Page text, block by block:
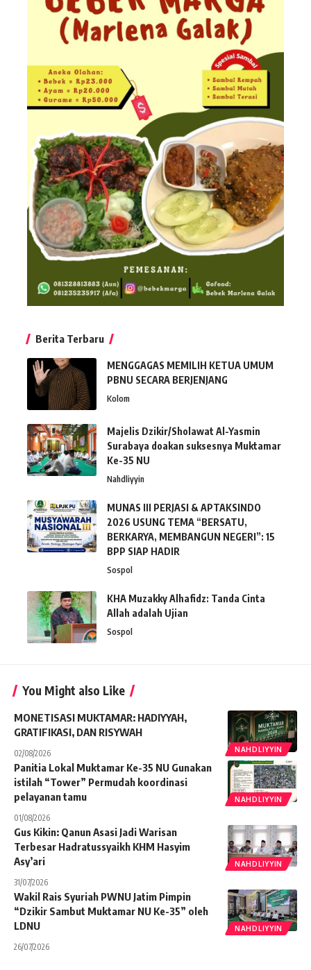
Berita Terbaru
MENGGAGAS MEMILIH KETUA UMUM
PBNU SECARA BERJENJANG
Kolom
Majelis Dzikir/Sholawat Al-Yasmin
Surabaya doakan suksesnya Muktamar
Ke-35 NU
Nahdliyyin
MUNAS III PERJASI & APTAKSINDO
2026 USUNG TEMA “BERSATU,
BERKARYA, MEMBANGUN NEGERI”: 15
BPP SIAP HADIR
Sospol
KHA Muzakky Alhafidz: Tanda Cinta
Allah adalah Ujian
Sospol
You Might also Like
NAHDLIYYIN
MONETISASI MUKTAMAR: HADIYYAH,
GRATIFIKASI, DAN RISYWAH
02/08/2026
NAHDLIYYIN
Panitia Lokal Muktamar Ke-35 NU Gunakan
istilah “Tower” Permudah koordinasi
pelayanan tamu
01/08/2026
NAHDLIYYIN
Gus Kikin: Qanun Asasi Jadi Warisan
Terbesar Hadratussyaikh KHM Hasyim
Asy’ari
31/07/2026
NAHDLIYYIN
Wakil Rais Syuriah PWNU Jatim Pimpin
“Dzikir Sambut Muktamar NU Ke-35” oleh
LDNU
26/07/2026